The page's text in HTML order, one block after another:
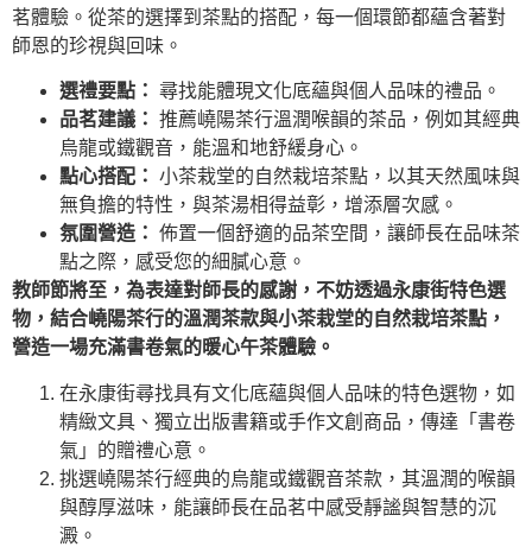
茗體驗。從茶的選擇到茶點的搭配，每一個環節都蘊含著對
師恩的珍視與回味。
選禮要點： 尋找能體現文化底蘊與個人品味的禮品。
品茗建議： 推薦嶢陽茶行溫潤喉韻的茶品，例如其經典
烏龍或鐵觀音，能溫和地舒緩身心。
點心搭配： 小茶栽堂的自然栽培茶點，以其天然風味與
無負擔的特性，與茶湯相得益彰，增添層次感。
氛圍營造： 佈置一個舒適的品茶空間，讓師長在品味茶
點之際，感受您的細膩心意。
教師節將至，為表達對師長的感謝，不妨透過永康街特色選
物，結合嶢陽茶行的溫潤茶款與小茶栽堂的自然栽培茶點，
營造一場充滿書卷氣的暖心午茶體驗。
在永康街尋找具有文化底蘊與個人品味的特色選物，如
精緻文具、獨立出版書籍或手作文創商品，傳達「書卷
氣」的贈禮心意。
挑選嶢陽茶行經典的烏龍或鐵觀音茶款，其溫潤的喉韻
與醇厚滋味，能讓師長在品茗中感受靜謐與智慧的沉
澱。